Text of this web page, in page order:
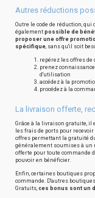
Autres réductions
Outre le code de réduction, qui
également possible de
proposer une offre
spécifique, sans qu'il soit
repérez les offres
prenez
d'utilisation
accédez à la
procédez à la
La livraison offerte,
Grâce à la livraison gratuite, il
les frais de ports pour
offres permettant la gratuité
généralement soumises à un
offerte pour toute commande
pouvoir en bénéficier.
Enfin, certaines boutiques
commande. D'autres
Gratuits, ces bonus sont un